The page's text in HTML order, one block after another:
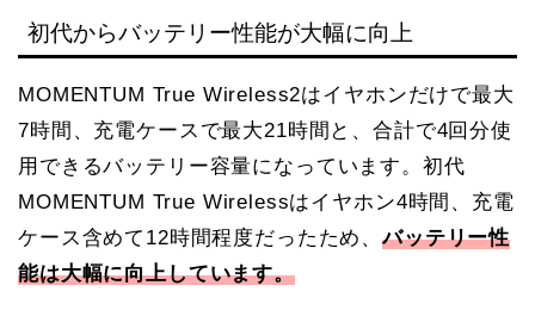
初代からバッテリー性能が大幅に向上
MOMENTUM True Wireless2はイヤホンだけで最大
7時間、充電ケースで最大21時間と、合計で4回分使
用できるバッテリー容量になっています。初代
MOMENTUM True Wirelessはイヤホン4時間、充電
ケース含めて12時間程度だったため、バッテリー性
能は大幅に向上しています。